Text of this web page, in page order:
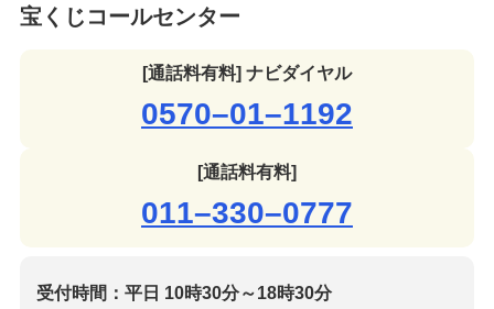
宝くじコールセンター
[通話料有料] ナビダイヤル
0570–01–1192
[通話料有料]
011–330–0777
受付時間：平日 10時30分～18時30分